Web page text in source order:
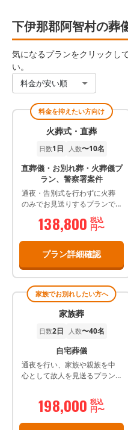
下伊那郡阿智村の葬
気になるプランをクリックし
い。
料金が安い順
料金を抑えたい方向け
火葬式・直葬
日数1日 人数〜10名
直葬儀・お別れ葬・火葬儀プ
ラン、警察署案件
通夜・告別式を行わずに火葬
のみでお見送りするプランで
す。 弊社で安置をしまして、
火葬当日に火葬場で 最後のお
せ、お焼香、感謝の言葉など
含めお別れして頂きます その
後収骨をして解散となりま
す。
138,800 税込
円〜
プラン詳細確認
家族でお別れしたい方へ
家族葬
日数2日 人数〜40名
自宅葬儀
通夜を行い、家族や親族を中
心として故人を見送るプラン
（通夜.納棺の儀式.出棺の儀式.
火葬式.収骨式.告別式）2日間
198,000 税込
円〜